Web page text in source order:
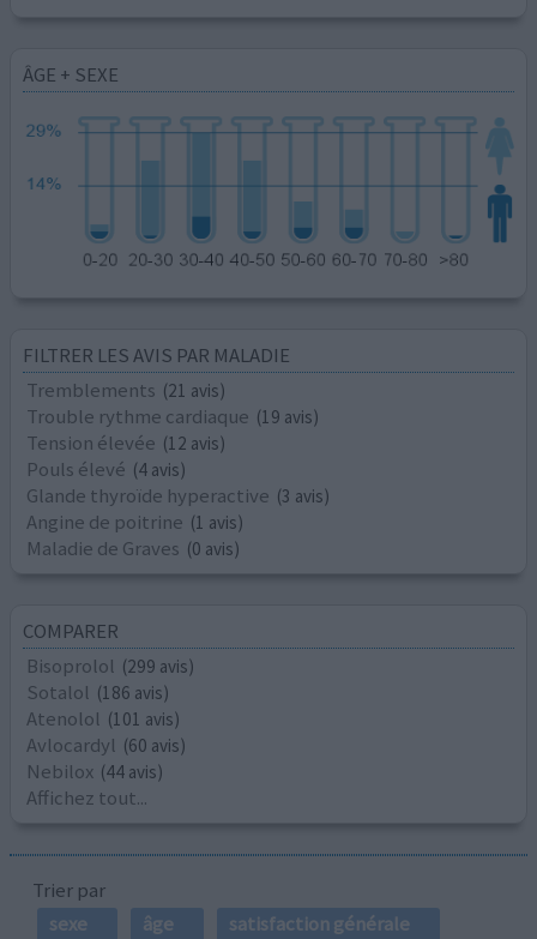
ÂGE + SEXE
FILTRER LES AVIS PAR MALADIE
Tremblements (21 avis)
Trouble rythme cardiaque (19 avis)
Tension élevée (12 avis)
Pouls élevé (4 avis)
Glande thyroïde hyperactive (3 avis)
Angine de poitrine (1 avis)
Maladie de Graves (0 avis)
COMPARER
Bisoprolol (299 avis)
Sotalol (186 avis)
Atenolol (101 avis)
Avlocardyl (60 avis)
Nebilox (44 avis)
Affichez tout...
Trier par
sexe
âge satisfaction générale